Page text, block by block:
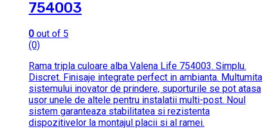
754003
0 out of 5
(0)
Rama tripla culoare alba Valena Life 754003. Simplu.
Discret. Finisaje integrate perfect in ambianta. Multumita
sistemului inovator de prindere, suporturile se pot atasa
usor unele de altele pentru instalatii multi-post. Noul
sistem garanteaza stabilitatea si rezistenta
dispozitivelor la montajul placii si al ramei.